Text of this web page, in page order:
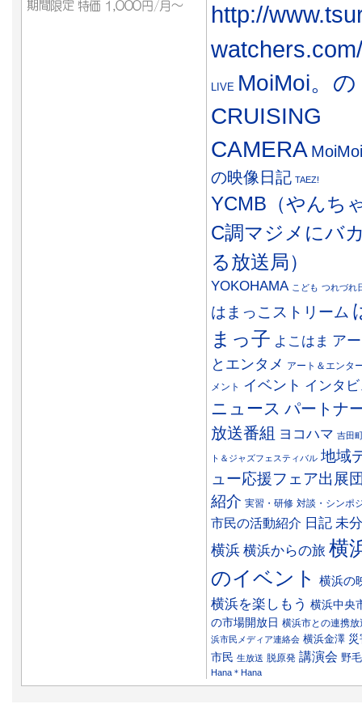
http://
watchers.com/
LIVE MoiMoi。の
CRUISING
CAMERA
の映像日記 TAEZ!
YCMB（やんち
C調マジメにバ
る放送局）
YOKOHAMA こども つれづれ
はまっこストリーム
まっ子 よこはま ア
とエンタメ アート＆エンタ
メント
イベント インタ
ニュース パートナ
放送番組 ヨコハマ 吉田
ト＆ジャズフェスティバル 地域
ュー応援フェア出展
紹介 実習・研修 対談・シンポ
市民の活動紹介 日記 未
横浜 横浜からの旅 横
のイベント
横浜の
横浜を楽しもう 横浜中央
の市場開放日 横浜市との連携放
浜市民メディア連絡会 横浜金澤
市民 生放送 脱原発 講演会 野毛
Hana＊Hana